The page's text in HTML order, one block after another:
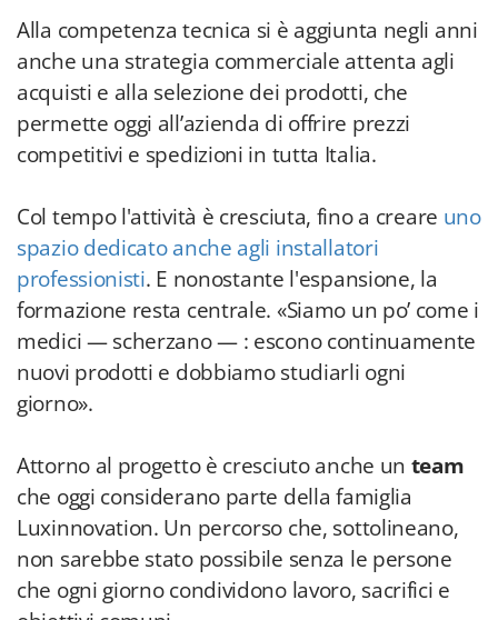
Alla competenza tecnica si è aggiunta negli anni
anche una strategia commerciale attenta agli
acquisti e alla selezione dei prodotti, che
permette oggi all’azienda di offrire prezzi
competitivi e spedizioni in tutta Italia.
Col tempo l'attività è cresciuta, fino a creare uno
spazio dedicato anche agli installatori
professionisti. E nonostante l'espansione, la
formazione resta centrale. «Siamo un po’ come i
medici — scherzano — : escono continuamente
nuovi prodotti e dobbiamo studiarli ogni
giorno».
Attorno al progetto è cresciuto anche un team
che oggi considerano parte della famiglia
Luxinnovation. Un percorso che, sottolineano,
non sarebbe stato possibile senza le persone
che ogni giorno condividono lavoro, sacrifici e